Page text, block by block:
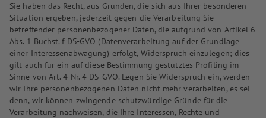
Sie haben das Recht, aus Gründen, die sich aus Ihrer besonderen
Situation ergeben, jederzeit gegen die Verarbeitung Sie
betreffender personenbezogener Daten, die aufgrund von Artikel 6
Abs. 1 Buchst. f DS-GVO (Datenverarbeitung auf der Grundlage
einer Interessenabwägung) erfolgt, Widerspruch einzulegen; dies
gilt auch für ein auf diese Bestimmung gestütztes Profiling im
Sinne von Art. 4 Nr. 4 DS-GVO. Legen Sie Widerspruch ein, werden
wir Ihre personenbezogenen Daten nicht mehr verarbeiten, es sei
denn, wir können zwingende schutzwürdige Gründe für die
Verarbeitung nachweisen, die Ihre Interessen, Rechte und